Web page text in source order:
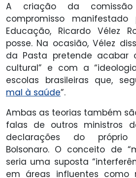
A criação da
compromisso
Educação, Ricardo Vélez
posse. Na ocasião, Vélez
da Pasta pretende acabar
cultural” e com a
escolas brasileiras que,
mal à saúde”.
Ambas as teorias também
falas de outros ministros
declarações do próprio
Bolsonaro. O conceito de
seria uma suposta
em áreas influentes como